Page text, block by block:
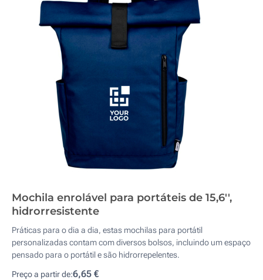
Mochila enrolável para portáteis de 15,6'',
hidrorresistente
Práticas para o dia a dia, estas mochilas para portátil
personalizadas contam com diversos bolsos, incluindo um espaço
pensado para o portátil e são hidrorrepelentes.
Preço a partir de:6,65 €